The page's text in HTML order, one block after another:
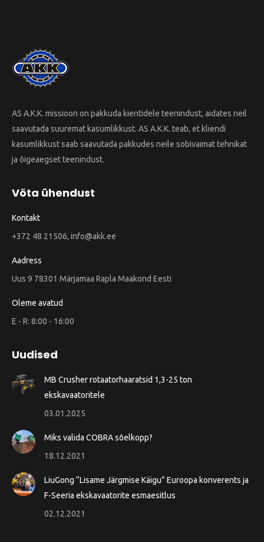
AS A.K.K. missioon on pakkuda kientidele teenindust, aidates neil
saavutada suuremat kasumlikkust. AS A.K.K. teab, et kliendi
kasumlikkust saab saavutada pakkudes neile sobivaimat tehnikat
ja õigeaegset teenindust.
Võta ühendust
Kontakt
+372 48 21506, info@akk.ee
Aadress
Uus 9 78301 Märjamaa Rapla Maakond Eesti
Oleme avatud
E - R: 8:00 - 16:00
Uudised
MB Crusher rotaatorhaaratsid 1,3-25 ton
ekskavaatoritele
03.01.2025
Miks valida COBRA sõelkopp?
18.12.2021
LiuGong “Lisame Järgmise Käigu” Euroopa konverents ja
F-Seeria ekskavaatorite esmaesitlus
02.12.2021